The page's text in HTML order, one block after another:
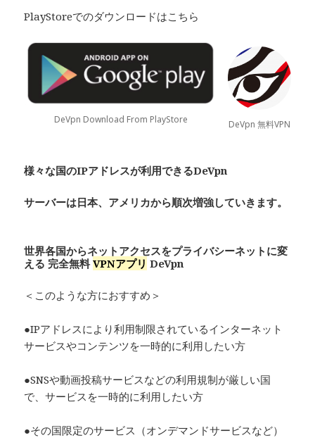
PlayStoreでのダウンロードはこちら
DeVpn 無料VPN
DeVpn Download From PlayStore
様々な国のIPアドレスが利用できるDeVpn
サーバーは日本、アメリカから順次増強していきます。
世界各国からネットアクセスをプライバシーネットに変
える 完全無料VPNアプリ DeVpn
＜このような方におすすめ＞
●IPアドレスにより利用制限されているインターネット
サービスやコンテンツを一時的に利用したい方
●SNSや動画投稿サービスなどの利用規制が厳しい国
で、サービスを一時的に利用したい方
●その国限定のサービス（オンデマンドサービスなど）